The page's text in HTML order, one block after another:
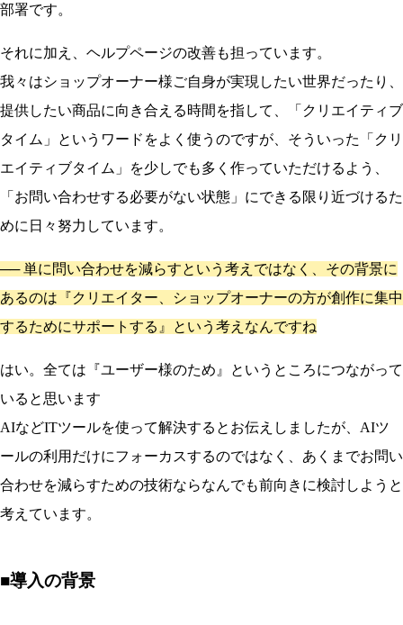
部署です。
それに加え、ヘルプページの改善も担っています。
我々はショップオーナー様ご自身が実現したい世界だったり、
提供したい商品に向き合える時間を指して、「クリエイティブ
タイム」というワードをよく使うのですが、そういった「クリ
エイティブタイム」を少しでも多く作っていただけるよう、
「お問い合わせする必要がない状態」にできる限り近づけるた
めに日々努力しています。
──単に問い合わせを減らすという考えではなく、その背景に
あるのは『クリエイター、ショップオーナーの方が創作に集中
するためにサポートする』という考えなんですね
はい。全ては『ユーザー様のため』というところにつながって
いると思います
AIなどITツールを使って解決するとお伝えしましたが、AIツ
ールの利用だけにフォーカスするのではなく、あくまでお問い
合わせを減らすための技術ならなんでも前向きに検討しようと
考えています。
■導入の背景